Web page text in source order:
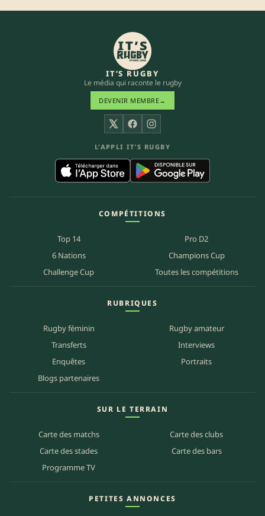
IT’S RUGBY
Le média qui raconte le rugby
DEVENIR MEMBRE→
X FacebookInstagram
L’APPLI IT’S RUGBY
COMPÉTITIONS
Top 14
Pro D2
6 Nations
Champions Cup
Challenge Cup
Toutes les compétitions
RUBRIQUES
Rugby féminin
Rugby amateur
Transferts
Interviews
Enquêtes
Portraits
Blogs partenaires
SUR LE TERRAIN
Carte des matchs
Carte des clubs
Carte des stades
Carte des bars
Programme TV
PETITES ANNONCES